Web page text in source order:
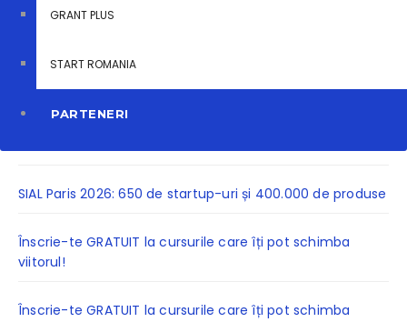
GRANT PLUS
START ROMANIA
PARTENERI
SIAL Paris 2026: 650 de startup-uri și 400.000 de produse
Înscrie-te GRATUIT la cursurile care îți pot schimba
viitorul!
Înscrie-te GRATUIT la cursurile care îți pot schimba